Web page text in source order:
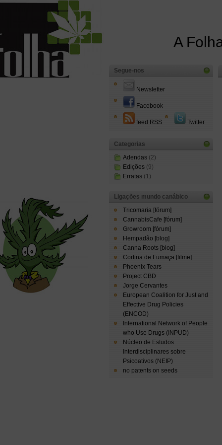
A
Segue-nos
Newsletter
Facebook
feed RSS Twitter
Categorias
Adendas (2)
Edições (9)
Erratas (1)
Ligações mundo canábico
Tricomaria [fórum]
CannabisCafe [fórum]
Growroom [fórum]
Hempadão [blog]
Canna Roots [blog]
Cortina de Fumaça [filme]
Phoenix Tears
Project CBD
Jorge Cervantes
European Coalition for Just and
Effective Drug Policies
(ENCOD)
International Network of People
who Use Drugs (INPUD)
Núcleo de Estudos
Interdisciplinares sobre
Psicoativos (NEIP)
no patents on seeds